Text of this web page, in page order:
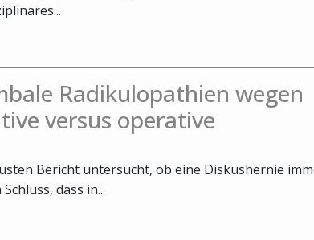
Radikulopathien wegen
versus operative
Bericht untersucht, ob eine Diskushernie
dass in...